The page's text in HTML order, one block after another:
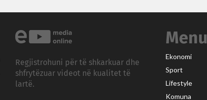
Regjistrohuni për të shkarkuar dhe
shfrytëzuar videot në kualitet të
lartë.
Menu
Ekonomi
Sport
Lifestyle
Komuna